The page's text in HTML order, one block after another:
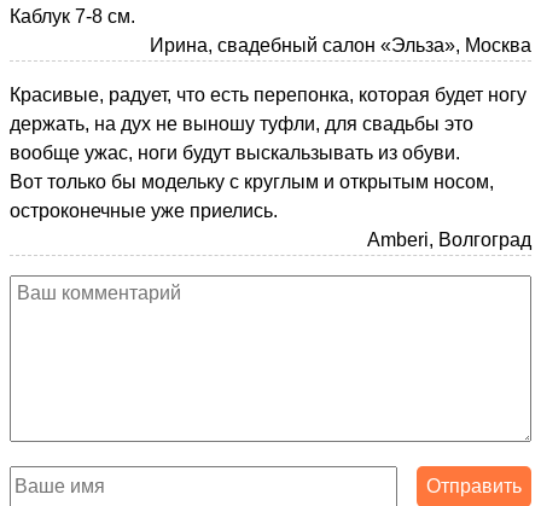
Каблук 7-8 см.
Ирина, свадебный салон «Эльза», Москва
Красивые, радует, что есть перепонка, которая будет ногу
держать, на дух не выношу туфли, для свадьбы это
вообще ужас, ноги будут выскальзывать из обуви.
Вот только бы модельку с круглым и открытым носом,
остроконечные уже приелись.
Amberi, Волгоград